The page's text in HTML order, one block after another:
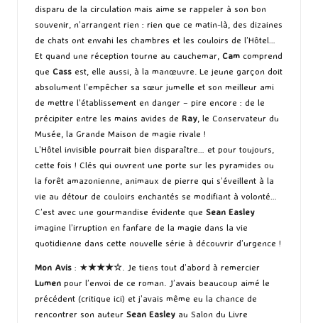
disparu de la circulation mais aime se rappeler à son bon
souvenir, n’arrangent rien : rien que ce matin-là, des dizaines
de chats ont envahi les chambres et les couloirs de l’Hôtel…
Et quand une réception tourne au cauchemar, Cam comprend
que Cass est, elle aussi, à la manœuvre. Le jeune garçon doit
absolument l’empêcher sa sœur jumelle et son meilleur ami
de mettre l’établissement en danger – pire encore : de le
précipiter entre les mains avides de Ray, le Conservateur du
Musée, la Grande Maison de magie rivale !
L’Hôtel invisible pourrait bien disparaître… et pour toujours,
cette fois ! Clés qui ouvrent une porte sur les pyramides ou
la forêt amazonienne, animaux de pierre qui s’éveillent à la
vie au détour de couloirs enchantés se modifiant à volonté…
C’est avec une gourmandise évidente que Sean Easley
imagine l’irruption en fanfare de la magie dans la vie
quotidienne dans cette nouvelle série à découvrir d’urgence !
Mon Avis : ★★★★☆. Je tiens tout d’abord à remercier
Lumen pour l’envoi de ce roman. J’avais beaucoup aimé le
précédent (critique ici) et j’avais même eu la chance de
rencontrer son auteur Sean Easley au Salon du Livre